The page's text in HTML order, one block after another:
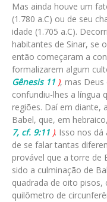
Mas ainda houve um
(1.780 a.C) ou de seu
idade (1.705 a.C).
habitantes de Sinar, se
então começaram a
formalizarem algum
Gênesis 11 ), mas Deus
confundiu-lhes a língua
regiões. Daí em diante,
Babel, que, em
7, cf. 9:11 ). Isso nos
de se falar tantas
provável que a torre de
sido a culminação de
quadrada de oito pisos,
quilômetro de